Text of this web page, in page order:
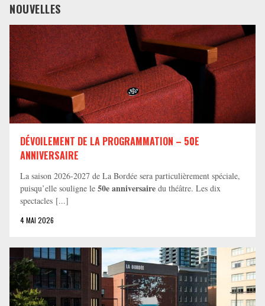
NOUVELLES
DÉVOILEMENT DE LA PROGRAMMATION – 50E
ANNIVERSAIRE
La saison 2026-2027 de La Bordée sera particulièrement spéciale,
puisqu’elle souligne le 50e anniversaire du théâtre. Les dix
spectacles [...]
4 MAI 2026